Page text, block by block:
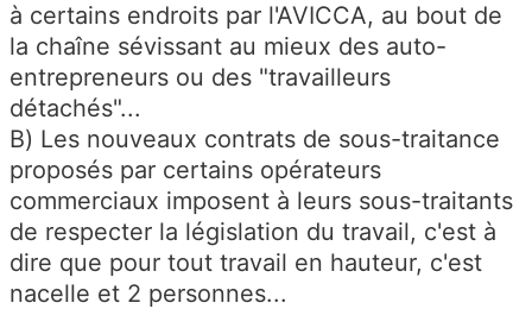
à certains endroits par l'AVICCA, au bout de
la chaîne sévissant au mieux des auto-
entrepreneurs ou des "travailleurs
détachés"...
B) Les nouveaux contrats de sous-traitance
proposés par certains opérateurs
commerciaux imposent à leurs sous-traitants
de respecter la législation du travail, c'est à
dire que pour tout travail en hauteur, c'est
nacelle et 2 personnes...